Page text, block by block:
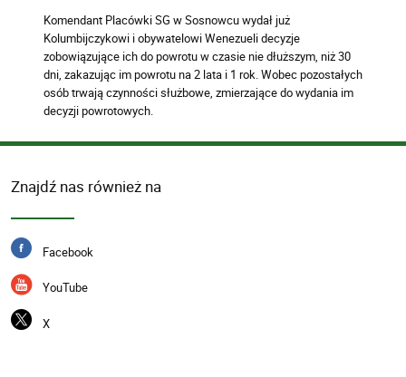
Komendant Placówki SG w Sosnowcu wydał już
Kolumbijczykowi i obywatelowi Wenezueli decyzje
zobowiązujące ich do powrotu w czasie nie dłuższym, niż 30
dni, zakazując im powrotu na 2 lata i 1 rok. Wobec pozostałych
osób trwają czynności służbowe, zmierzające do wydania im
decyzji powrotowych.
Znajdź nas również na
Facebook
YouTube
X